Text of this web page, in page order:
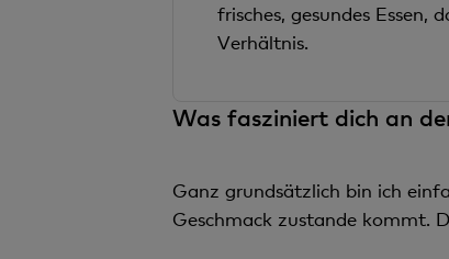
frisches, gesundes
Verhältnis.
Was fasziniert dich an
Ganz grundsätzlich bin ich
Geschmack zustande kommt.